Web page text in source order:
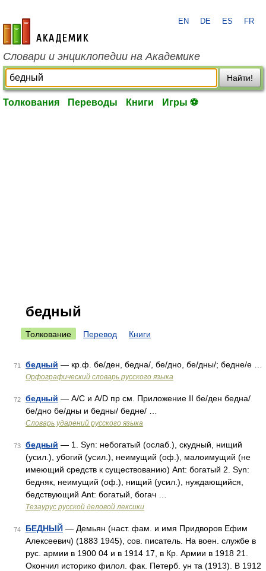
academic.ru
EN DE ES FR
Словари и энциклопедии на Академике
Найти!
Толкования Переводы Книги Игры ⚽
бедный
Толкование Перевод Книги
71 бедный — кр.ф. бе/ден, бедна/, бе/дно, бе/дны/; бедне/е …
Орфографический словарь русского языка
72 бедный — A/C и A/D пр см. Приложение II бе/ден бедна/
бе/дно бе/дны и бедны/ бедне/ …
Словарь ударений русского языка
73 бедный — 1. Syn: небогатый (ослаб.), скудный, нищий
(усил.), убогий (усил.), неимущий (оф.), малоимущий (не
имеющий средств к существованию) Ant: богатый 2. Syn:
бедняк, неимущий (оф.), нищий (усил.), нуждающийся,
бедствующий Ant: богатый, богач …
Тезаурус русской деловой лексики
74 БЕДНЫЙ — Демьян (наст. фам. и имя Придворов Ефим
Алексеевич) (1883 1945), сов. писатель. На воен. службе в
рус. армии в 1900 04 и в 1914 17, в Кр. Армии в 1918 21.
Окончил историко филол. фак. Петерб. ун та (1913). В 1912